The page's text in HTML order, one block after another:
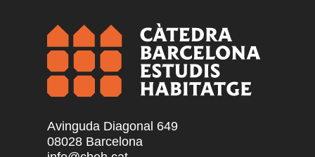
Avinguda Diagonal 649
08028 Barcelona